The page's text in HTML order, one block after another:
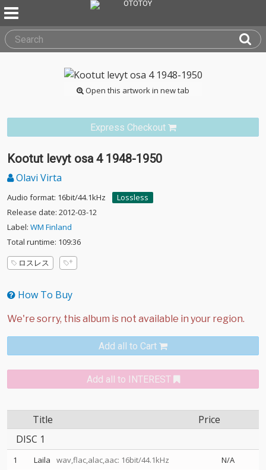
Open this artwork in new tab
Express Checkout
Kootut levyt osa 4 1948-1950
Olavi Virta
Audio format: 16bit/44.1kHz
Lossless
Release date: 2012-03-12
Label: WM Finland
Total runtime: 109:36
ロスレス
How To Buy
Add all to Cart
Add all to INTEREST
Title
Price
DISC 1
1 Laila wav,flac,alac,aac: 16bit/44.1kHz N/A